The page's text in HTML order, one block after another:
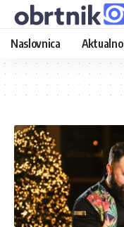
Naslovnica Aktualno